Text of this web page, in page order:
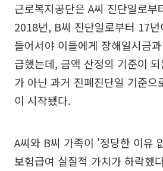
근로복지공단은 A씨 진단일로부
2018년, B씨 진단일로부터 17
들어서야 이들에게 장해일시금
급했는데, 금액 산정의 기준이
가 아닌 과거 진폐진단일 기준으
이 시작됐다.
A씨와 B씨 가족이 '정당한 이유
보험급여 실질적 가치가 하락했